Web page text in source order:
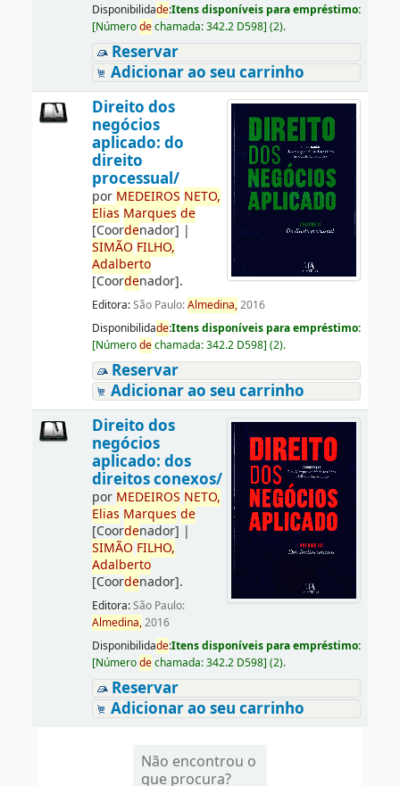
Disponibilidade:Itens disponíveis para empréstimo:
[Númerodechamada:342.2 D598] (2).
Reservar
Adicionar ao seu carrinho
Direito dos
negócios
aplicado: do
direito
processual/
por MEDEIROS NETO,
Elias Marques de
[Coordenador] |
SIMÃO FILHO,
Adalberto
[Coordenador].
Editora:São Paulo:Almedina,2016
Disponibilidade:Itens disponíveis para empréstimo:
[Númerodechamada:342.2 D598] (2).
Reservar
Adicionar ao seu carrinho
Direito dos
negócios
aplicado: dos
direitos conexos/
por MEDEIROS NETO,
Elias Marques de
[Coordenador] |
SIMÃO FILHO,
Adalberto
[Coordenador].
Editora:São Paulo:
Almedina,2016
Disponibilidade:Itens disponíveis para empréstimo:
[Númerodechamada:342.2 D598] (2).
Reservar
Adicionar ao seu carrinho
Não encontrou o
que procura?